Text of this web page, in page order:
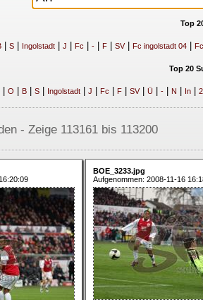
Top
| S| Ingolstadt| J Fc -| F| SV| Fc ingolstadt 04|
Top 20
O B| S| Ingolstadt| J Fc F| SV| Ü| -| N In| 2
- Zeige 113161 bis 113200
BOE_3233.jpg
Aufgenommen: 2008-11-16